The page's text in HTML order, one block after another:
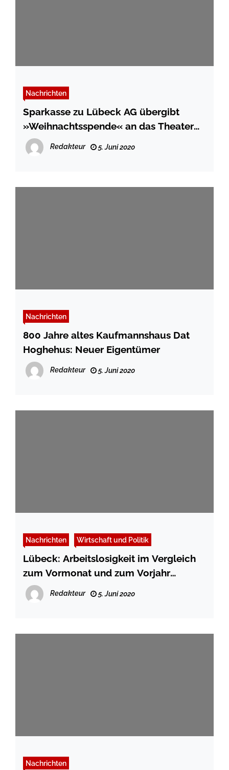
Nachrichten
Sparkasse zu Lübeck AG übergibt
»Weihnachtsspende« an das Theater
Lübeck
Redakteur 5. Juni 2020
Nachrichten
800 Jahre altes Kaufmannshaus Dat
Hoghehus: Neuer Eigentümer
Redakteur 5. Juni 2020
Nachrichten Wirtschaft und Politik
Lübeck: Arbeitslosigkeit im Vergleich
zum Vormonat und zum Vorjahr
angestiegen
Redakteur 5. Juni 2020
Nachrichten